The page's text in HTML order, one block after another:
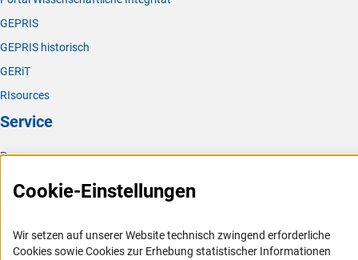
GEPRIS
GEPRIS historisch
GERiT
RIsources
Service
Presse
Logo und Corporate Design
RSS-Feeds
Cookie-Einstellungen
Wir setzen auf unserer Website technisch zwingend erforderliche
Cookies sowie Cookies zur Erhebung statistischer Informationen